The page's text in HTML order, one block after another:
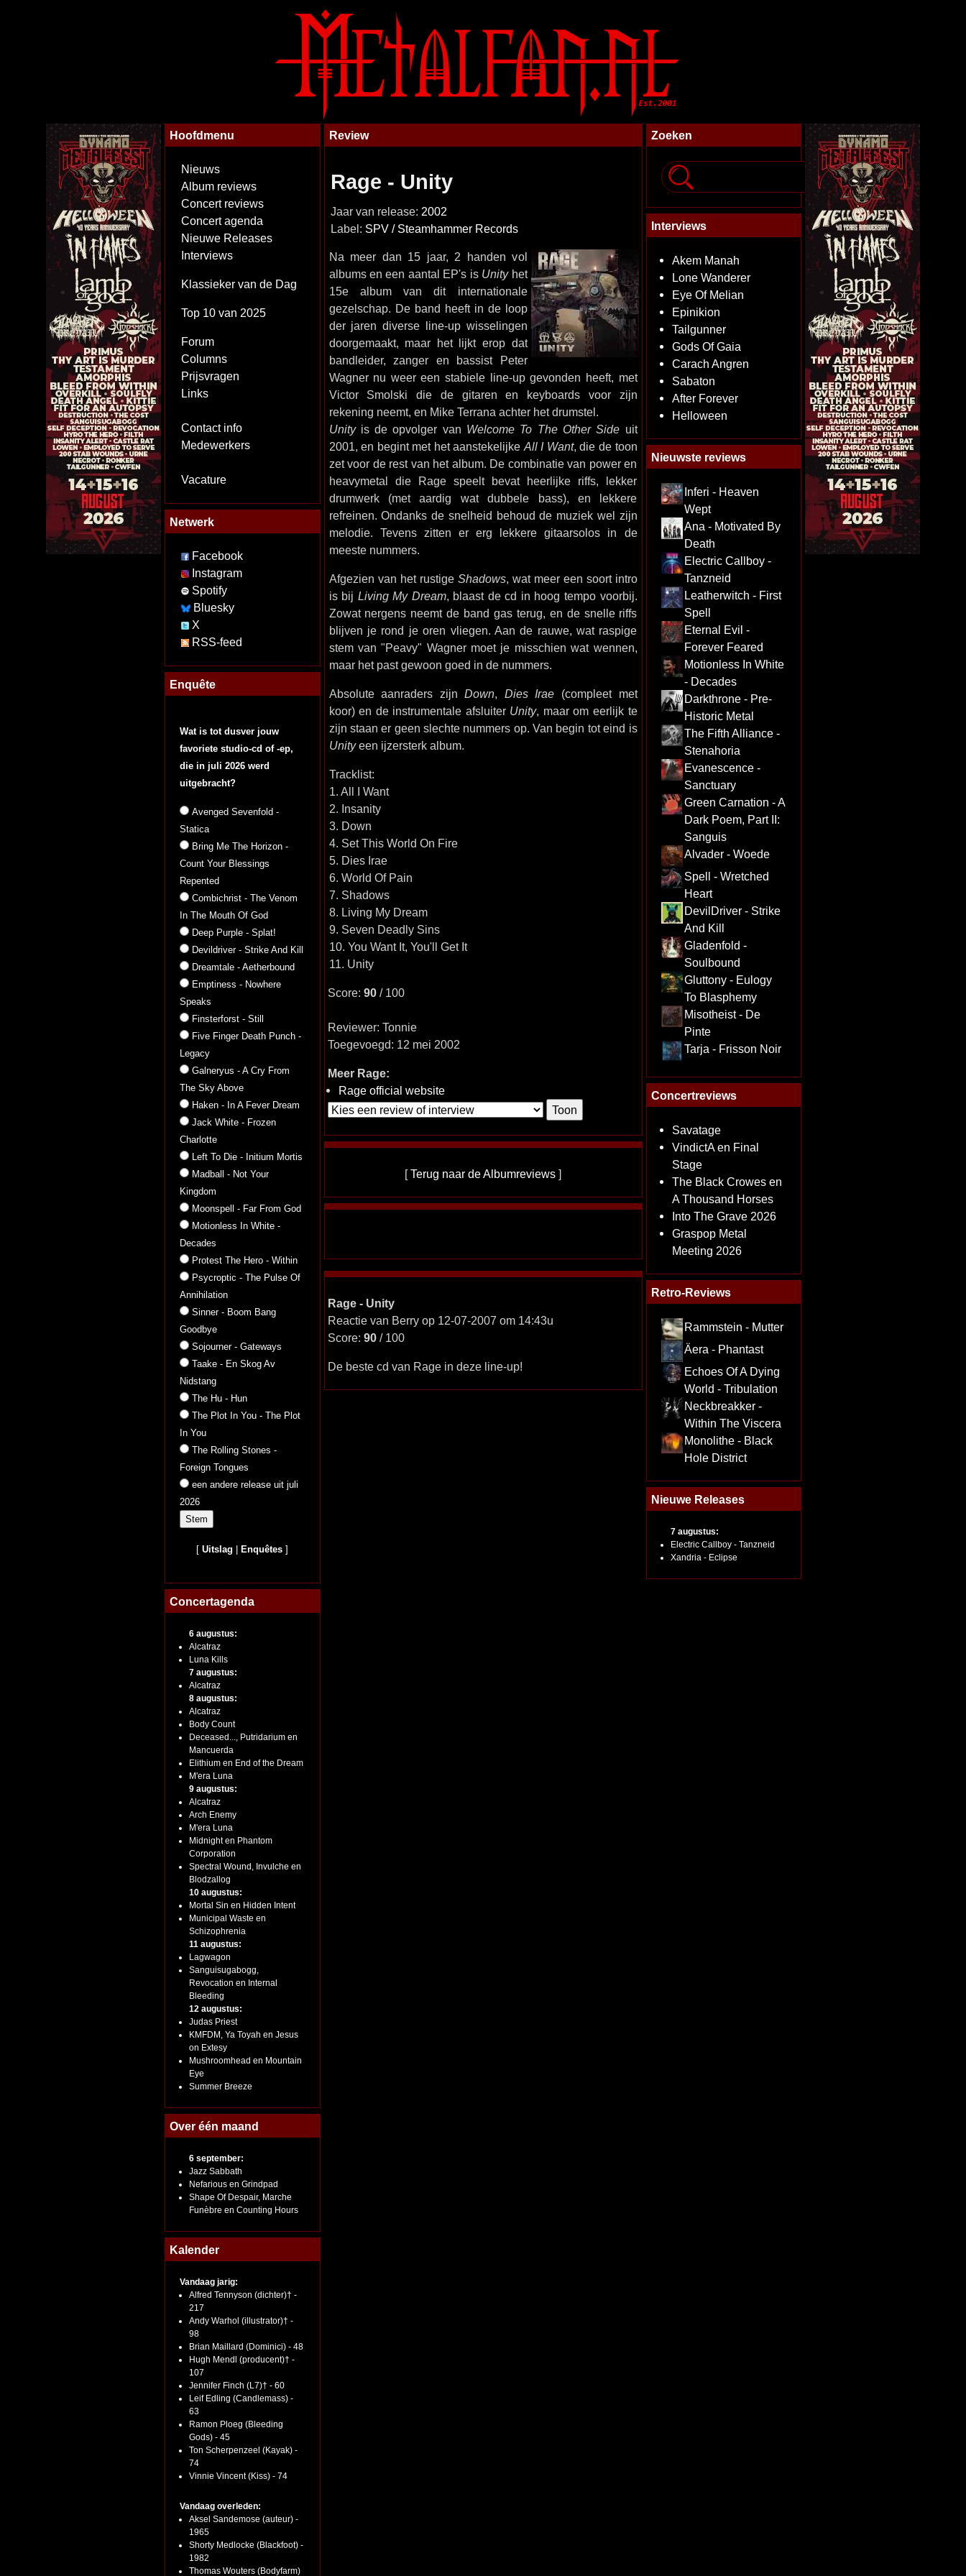
Hoofdmenu
Nieuws
Album reviews
Concert reviews
Concert agenda
Nieuwe Releases
Interviews
Klassieker van de Dag
Top 10 van 2025
Forum
Columns
Prijsvragen
Links
Contact info
Medewerkers
Vacature
Netwerk
Facebook
Instagram
Spotify
Bluesky
X
RSS-feed
Enquête
Wat is tot dusver jouw
favoriete studio-cd of -ep,
die in juli 2026 werd
uitgebracht?
Avenged Sevenfold -
Statica
Bring Me The Horizon -
Count Your Blessings
Repented
Combichrist - The Venom
In The Mouth Of God
Deep Purple - Splat!
Devildriver - Strike And Kill
Dreamtale - Aetherbound
Emptiness - Nowhere
Speaks
Finsterforst - Still
Five Finger Death Punch -
Legacy
Galneryus - A Cry From
The Sky Above
Haken - In A Fever Dream
Jack White - Frozen
Charlotte
Left To Die - Initium Mortis
Madball - Not Your
Kingdom
Moonspell - Far From God
Motionless In White -
Decades
Protest The Hero - Within
Psycroptic - The Pulse Of
Annihilation
Sinner - Boom Bang
Goodbye
Sojourner - Gateways
Taake - En Skog Av
Nidstang
The Hu - Hun
The Plot In You - The Plot
In You
The Rolling Stones -
Foreign Tongues
een andere release uit juli
2026
[Uitslag Enquêtes ]
Concertagenda
6 augustus:
Alcatraz
Luna Kills
7 augustus:
Alcatraz
8 augustus:
Alcatraz
Body Count
Deceased..., Putridarium en
Mancuerda
Elithium en End of the Dream
M'era Luna
9 augustus:
Alcatraz
Arch Enemy
M'era Luna
Midnight en Phantom
Corporation
Spectral Wound, Invulche en
Blodzallog
10 augustus:
Mortal Sin en Hidden Intent
Municipal Waste en
Schizophrenia
11 augustus:
Lagwagon
Sanguisugabogg,
Revocation en Internal
Bleeding
12 augustus:
Judas Priest
KMFDM, Ya Toyah en Jesus
on Extesy
Mushroomhead en Mountain
Eye
Summer Breeze
Over één maand
6 september:
Jazz Sabbath
Nefarious en Grindpad
Shape Of Despair, Marche
Funèbre en Counting Hours
Kalender
Vandaag jarig:
Alfred Tennyson (dichter)† -
217
Andy Warhol (illustrator)† -
98
Brian Maillard (Dominici) - 48
Hugh Mendl (producent)† -
107
Jennifer Finch (L7)† - 60
Leif Edling (Candlemass) -
63
Ramon Ploeg (Bleeding
Gods) - 45
Ton Scherpenzeel (Kayak) -
74
Vinnie Vincent (Kiss) - 74
Vandaag overleden:
Aksel Sandemose (auteur) -
1965
Shorty Medlocke (Blackfoot) -
1982
Thomas Wouters (Bodyfarm)
Review
Rage - Unity
Jaar van release: 2002
Label: SPV / Steamhammer Records
Na meer dan 15 jaar, 2 handen vol
albums en een aantal EP's is Unityhet
15e album van dit internationale
gezelschap. De band heeft in de loop
der jaren diverse line-up wisselingen
doorgemaakt, maar het lijkt erop dat
bandleider, zanger en bassist Peter
Wagner nu weer een stabiele line-up gevonden heeft, met
Victor Smolski die de gitaren en keyboards voor zijn
rekening neemt, en Mike Terrana achter het drumstel.
Unityis de opvolger van Welcome To The Other Side uit
2001, en begint met het aanstekelijke All I Want, die de toon
zet voor de rest van het album. De combinatie van power en
heavymetal die Rage speelt bevat heerlijke riffs, lekker
drumwerk (met aardig wat dubbele bass), en lekkere
refreinen. Ondanks de snelheid behoud de muziek wel zijn
melodie. Tevens zitten er erg lekkere gitaarsolos in de
meeste nummers.
Afgezien van het rustige Shadows, wat meer een soort intro
is bij Living My Dream, blaast de cd in hoog tempo voorbij.
Zowat nergens neemt de band gas terug, en de snelle riffs
blijven je rond je oren vliegen. Aan de rauwe, wat raspige
stem van "Peavy" Wagner moet je misschien wat wennen,
maar het past gewoon goed in de nummers.
Absolute aanraders zijnDown, Dies Irae (compleet met
koor) en de instrumentale afsluiter Unity, maar om eerlijk te
zijn staan er geen slechte nummers op. Van begin tot eind is
Unityeen ijzersterk album.
Tracklist:
1. All I Want
2. Insanity
3. Down
4. Set This World On Fire
5. Dies Irae
6. World Of Pain
7. Shadows
8. Living My Dream
9. Seven Deadly Sins
10. You Want It, You'll Get It
11. Unity
Score: 90/ 100
Reviewer: Tonnie
Toegevoegd: 12 mei 2002
Meer Rage:
Rage official website
[Terug naar de Albumreviews ]
Rage - Unity
Reactie van Berry op 12-07-2007 om 14:43u
Score: 90/ 100
De beste cd van Rage in deze line-up!
Zoeken
Interviews
Akem Manah
Lone Wanderer
Eye Of Melian
Epinikion
Tailgunner
Gods Of Gaia
Carach Angren
Sabaton
After Forever
Helloween
Nieuwste reviews
Inferi - Heaven
Wept
Ana - Motivated By
Death
Electric Callboy -
Tanzneid
Leatherwitch - First
Spell
Eternal Evil -
Forever Feared
Motionless In White
- Decades
Darkthrone - Pre-
Historic Metal
The Fifth Alliance -
Stenahoria
Evanescence -
Sanctuary
Green Carnation - A
Dark Poem, Part II:
Sanguis
Alvader - Woede
Spell - Wretched
Heart
DevilDriver - Strike
And Kill
Gladenfold -
Soulbound
Gluttony - Eulogy
To Blasphemy
Misotheist - De
Pinte
Tarja - Frisson Noir
Concertreviews
Savatage
VindictA en Final
Stage
The Black Crowes en
A Thousand Horses
Into The Grave 2026
Graspop Metal
Meeting 2026
Retro-Reviews
Rammstein - Mutter
Äera - Phantast
Echoes Of A Dying
World - Tribulation
Neckbreakker -
Within The Viscera
Monolithe - Black
Hole District
Nieuwe Releases
7 augustus:
Electric Callboy - Tanzneid
Xandria - Eclipse